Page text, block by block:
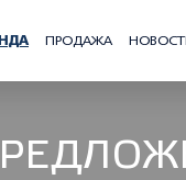
ПРОДАЖА